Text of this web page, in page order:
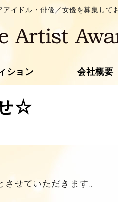
イドル・俳優／女優を募集して
ション 会社概要
☆
せていただきます。